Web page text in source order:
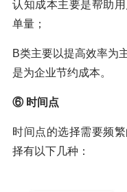
认知成本主要是帮助
单量；
B类主要以提高效率为
是为企业节约成本。
⑥ 时间点
时间点的选择需要频
择有以下几种：